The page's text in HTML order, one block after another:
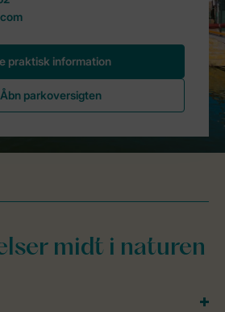
midt i naturen